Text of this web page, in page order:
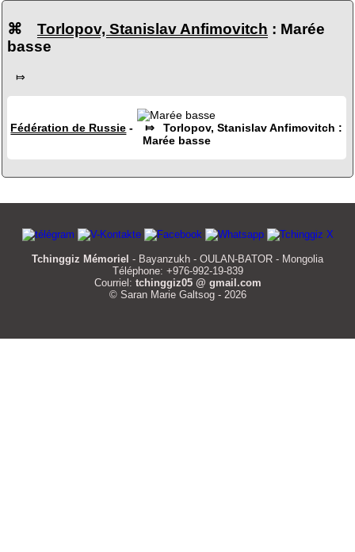
⌘ Torlopov, Stanislav Anfimovitch : Marée
basse
⤇
Fédération de Russie - ⤇ Torlopov, Stanislav Anfimovitch :
Marée basse
Tchinggiz Mémoriel - Bayanzukh - OULAN-BATOR - Mongolia
Téléphone: +976-992-19-839
Courriel: tchinggiz05 @ gmail.com
© Saran Marie Galtsog - 2026